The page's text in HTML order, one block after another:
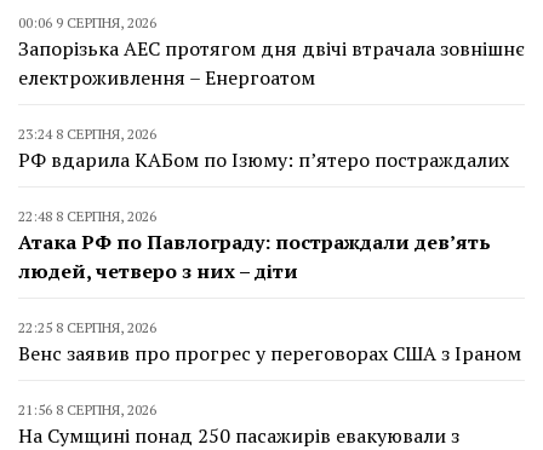
00:06 9 СЕРПНЯ, 2026
Запорізька АЕС протягом дня двічі втрачала зовнішнє
електроживлення – Енергоатом
23:24 8 СЕРПНЯ, 2026
РФ вдарила КАБом по Ізюму: п’ятеро постраждалих
22:48 8 СЕРПНЯ, 2026
Атака РФ по Павлограду: постраждали дев’ять
людей, четверо з них – діти
22:25 8 СЕРПНЯ, 2026
Венс заявив про прогрес у переговорах США з Іраном
21:56 8 СЕРПНЯ, 2026
На Сумщині понад 250 пасажирів евакуювали з